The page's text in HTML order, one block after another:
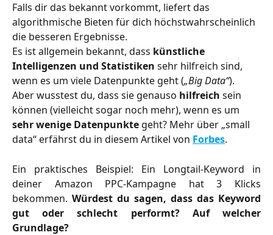
Falls dir das bekannt vorkommt, liefert das
algorithmische Bieten für dich höchstwahrscheinlich
die besseren Ergebnisse.
Es ist allgemein bekannt, dass künstliche
Intelligenzen und Statistiken sehr hilfreich sind,
wenn es um viele Datenpunkte geht („Big Data“).
Aber wusstest du, dass sie genauso hilfreich sein
können (vielleicht sogar noch mehr), wenn es um
sehr wenige Datenpunkte geht? Mehr über „small
data“ erfährst du in diesem Artikel von Forbes.
Ein praktisches Beispiel: Ein Longtail-Keyword in
deiner Amazon PPC-Kampagne hat 3 Klicks
bekommen. Würdest du sagen, dass das Keyword
gut oder schlecht performt? Auf welcher
Grundlage?